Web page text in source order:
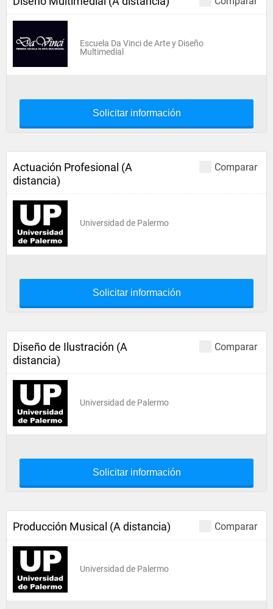
Escuela Da Vinci de Arte y Diseño
Multimedial
Solicitar información
Comparar
Actuación Profesional (A
distancia)
Universidad de Palermo
Solicitar información
Comparar
Diseño de Ilustración (A
distancia)
Universidad de Palermo
Solicitar información
Comparar
Producción Musical (A distancia)
Universidad de Palermo